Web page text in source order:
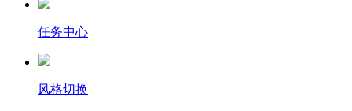
任务中心
风格切换